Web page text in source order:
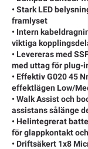
• Stark LED
framlyset
• Intern
viktiga
• Levereras med
med uttag för plug-
• Effektiv G020 45
effektlägen Low/
• Walk Assist och
assistans sålänge
• Helintegrerat
för glappkontakt
• Driftsäkert 1x8